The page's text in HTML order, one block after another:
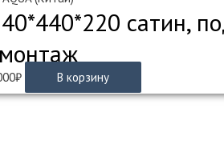
сатин,
монтаж
₽Текущая
цена:
В корзину